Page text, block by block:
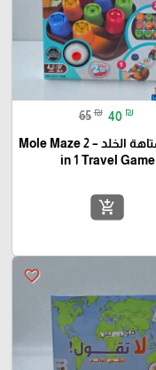
65 ₪ 40 ₪
لعبة المتاهة الخلد – Mole Maze 2
in 1 Travel Game
add_shopping_cart
favorite_border